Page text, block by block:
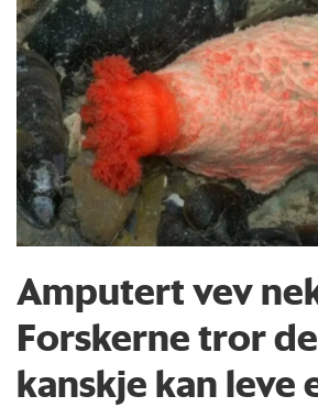
Amputert vev
Forskerne tror
kanskje kan leve